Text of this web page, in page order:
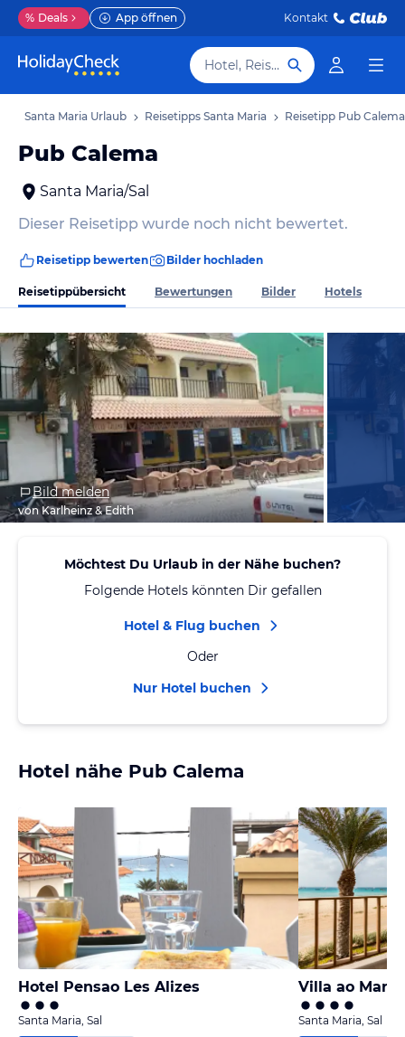
% Deals App öffnen Kontakt
Hotel, Reiseziel
Santa Maria Urlaub Reisetipps Santa Maria Reisetipp Pub Calema
Pub Calema
Santa Maria/Sal
Dieser Reisetipp wurde noch nicht bewertet.
Reisetipp bewerten Bilder hochladen
Reisetippübersicht Bewertungen Bilder Hotels
Bild melden
von Karlheinz & Edith
Möchtest Du Urlaub in der Nähe buchen?
Folgende Hotels könnten Dir gefallen
Hotel & Flug buchen
Oder
Nur Hotel buchen
Hotel nähe Pub Calema
Hotel Pensao Les Alizes
Santa Maria, Sal
Villa ao Mar
Santa Maria, Sal